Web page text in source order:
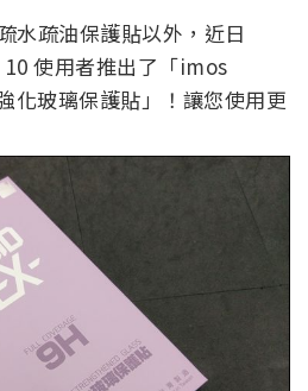
水疏油保護貼以外，近日
使用者推出了「imos
化玻璃保護貼」！讓您使用更